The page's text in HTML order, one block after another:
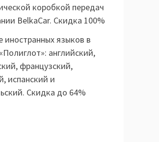
коробкой передач
BelkaCar. Скидка 100%
иностранных языков в
английский,
французский,
испанский и
Скидка до 64%